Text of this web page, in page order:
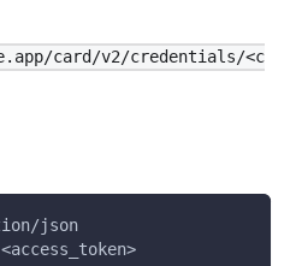
card/v2/credentials/<c
json